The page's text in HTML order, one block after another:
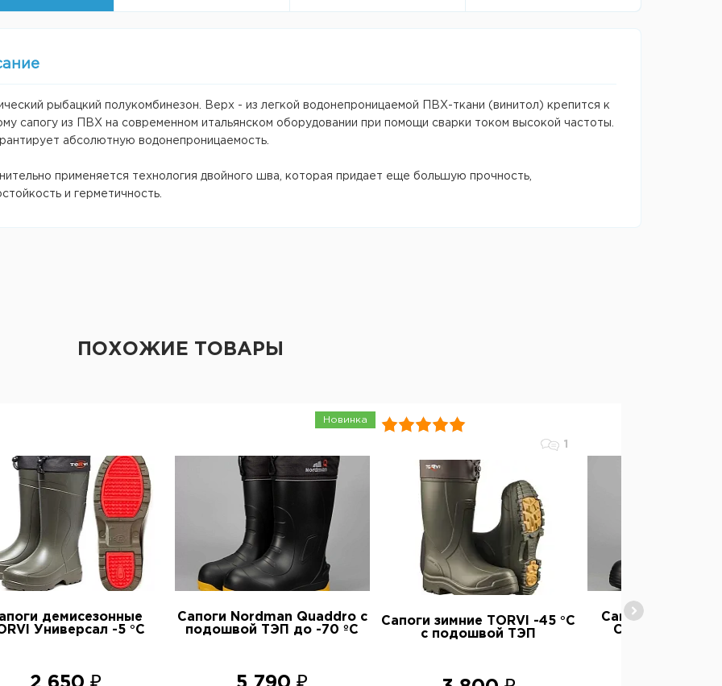
рыбацкий полукомбинезон. Верх - из легкой водонепроницаемой ПВХ-ткани (винитол) крепится к
сапогу из ПВХ на современном итальянском оборудовании при помощи сварки током высокой частоты.
абсолютную водонепроницаемость.
применяется технология двойного шва, которая придает еще большую прочность,
и герметичность.
ПОХОЖИЕ ТОВАРЫ
демисезонные
Универсал -5 °C
Новинка
Сапоги Nordman Quaddro с
подошвой ТЭП до -70 ºС
1
Сапоги зимние TORVI -45 °C
с подошвой ТЭП
Сапоги зимние
Classic Pro до -